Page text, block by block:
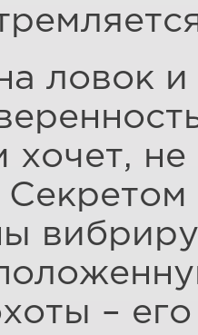
ловок и
хочет, не
Секретом
–